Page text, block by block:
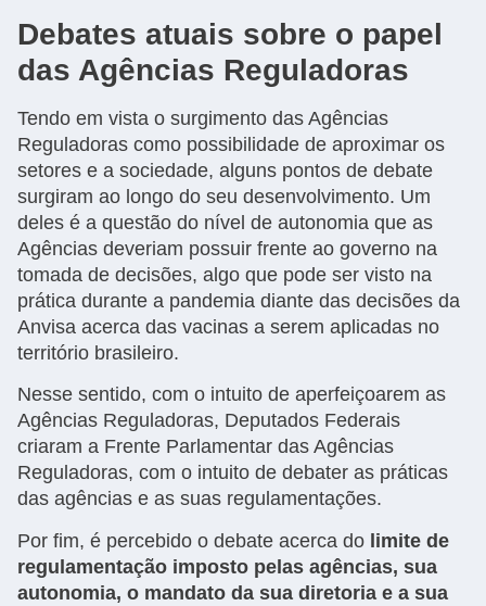
Debates atuais sobre o papel
das Agências Reguladoras
Tendo em vista o surgimento das Agências
Reguladoras como possibilidade de aproximar os
setores e a sociedade, alguns pontos de debate
surgiram ao longo do seu desenvolvimento. Um
deles é a questão do nível de autonomia que as
Agências deveriam possuir frente ao governo na
tomada de decisões, algo que pode ser visto na
prática durante a pandemia diante das decisões da
Anvisa acerca das vacinas a serem aplicadas no
território brasileiro.
Nesse sentido, com o intuito de aperfeiçoarem as
Agências Reguladoras, Deputados Federais
criaram a Frente Parlamentar das Agências
Reguladoras, com o intuito de debater as práticas
das agências e as suas regulamentações.
Por fim, é percebido o debate acerca do limite de
regulamentação imposto pelas agências, sua
autonomia, o mandato da sua diretoria e a sua